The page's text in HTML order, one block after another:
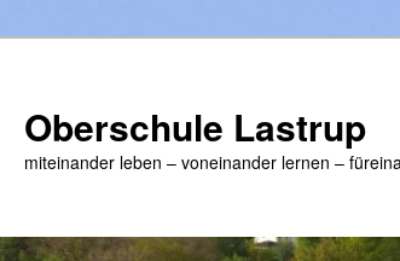
Oberschule Lastrup
miteinander leben – voneinander lernen –